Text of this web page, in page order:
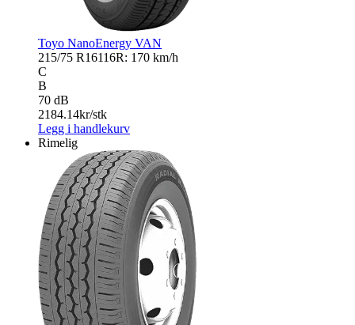
Toyo NanoEnergy VAN
215/75 R16116R: 170 km/h
C
B
70 dB
2184.14kr/stk
Legg i handlekurv
Rimelig